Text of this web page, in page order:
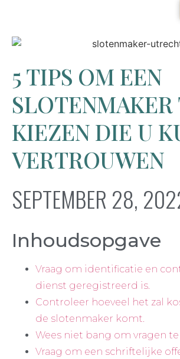
5 TIPS OM EEN
SLOTENMAKER
KIEZEN DIE U
VERTROUWEN
SEPTEMBER 28,
Inhoudsopgave
Vraag om identificatie en
dienst geregistreerd is.
Controleer hoeveel het zal
de slotenmaker komt.
Wees niet bang om vragen te
Vraag om een schriftelijke